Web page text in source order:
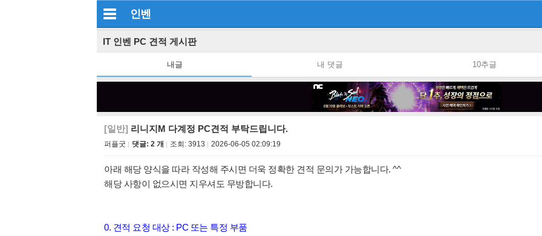
인벤
IT 인벤 PC 견적 게시판
내글 내 댓글 10추글
[일반] 리니지M 다계정 PC견적 부탁드립니다.
퍼플굿 댓글: 2 개 조회: 3913 2026-06-05 02:09:19
아래 해당 양식을 따라 작성해 주시면 더욱 정확한 견적 문의가 가능합니다. ^^
해당 사항이 없으시면 지우셔도 무방합니다.
0. 견적 요청 대상 : PC 또는 특정 부품